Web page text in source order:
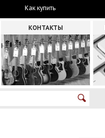
Как купить
КОНТАКТЫ